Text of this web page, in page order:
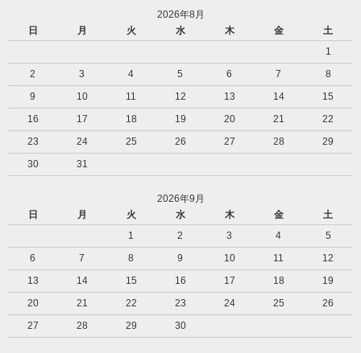
2026年8月
日
月 火 水 木 金
土
1
2
3 4 5 6 7
8
9
10 11 12 13 14
15
16
17 18 19 20 21
22
23
24 25 26 27 28
29
30
31
2026年9月
日
月 火 水 木 金
土
1
2 3 4
5
6
7 8 9 10 11
12
13
14 15 16 17 18
19
20
21 22 23 24 25
26
27
28 29 30